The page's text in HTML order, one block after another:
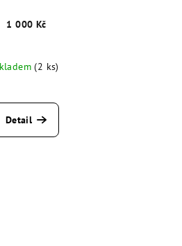
1 000 Kč
(2 ks)
Detail